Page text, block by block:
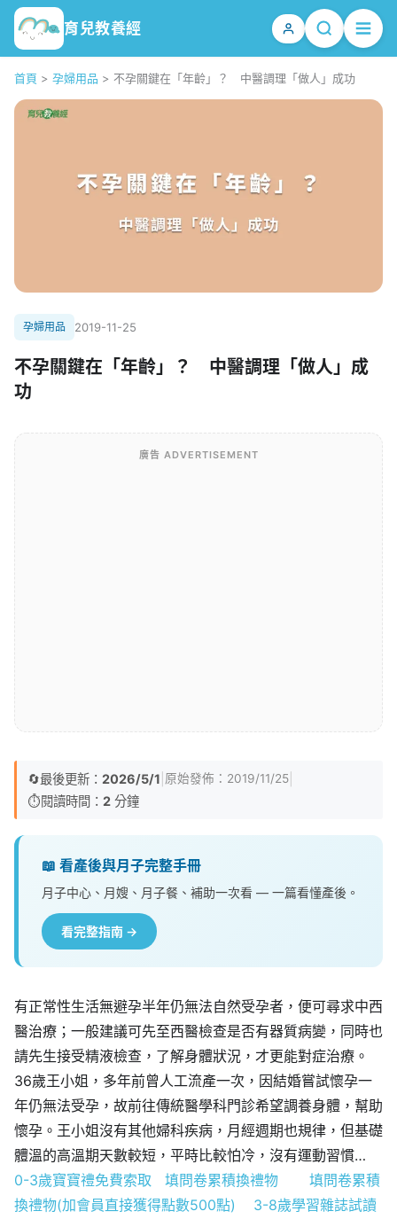
育兒教養經
首頁 > 孕婦用品 > 不孕關鍵在「年齡」？ 中醫調理「做人」成功
孕婦用品 2019-11-25
不孕關鍵在「年齡」？ 中醫調理「做人」成
功
廣告 ADVERTISEMENT
🔄最後更新： 2026/5/1 原始發佈： 2019/11/25
⏱️閱讀時間： 2 分鐘
📖 看產後與月子完整手冊
月子中心、月嫂、月子餐、補助一次看 — 一篇看懂產後。
看完整指南 →
有正常性生活無避孕半年仍無法自然受孕者，便可尋求中西
醫治療；一般建議可先至西醫檢查是否有器質病變，同時也
請先生接受精液檢查，了解身體狀況，才更能對症治療。
36歲王小姐，多年前曾人工流產一次，因結婚嘗試懷孕一
年仍無法受孕，故前往傳統醫學科門診希望調養身體，幫助
懷孕。王小姐沒有其他婦科疾病，月經週期也規律，但基礎
體溫的高溫期天數較短，平時比較怕冷，沒有運動習慣…
0-3歲寶寶禮免費索取
填問卷累積換禮物
填問卷累積
換禮物(加會員直接獲得點數500點)
3-8歲學習雜誌試讀